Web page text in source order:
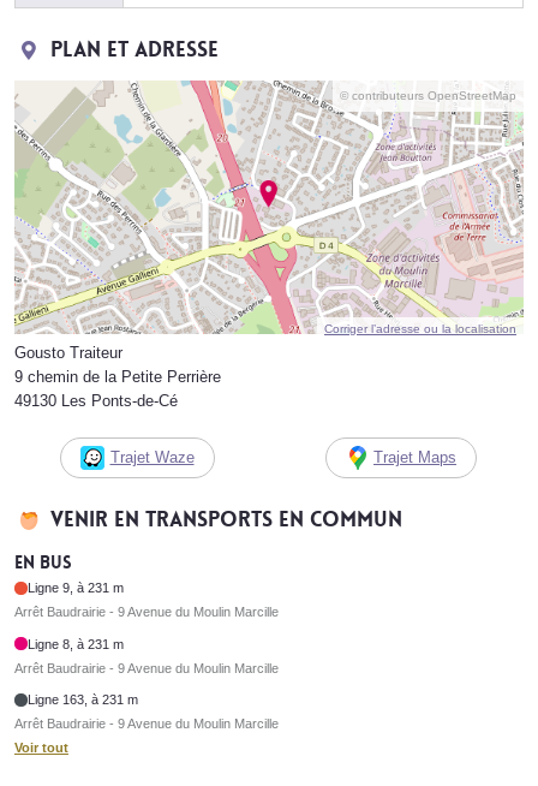
Plan et adresse
© contributeurs OpenStreetMap
Corriger l’adresse ou la localisation
Gousto Traiteur
9 chemin de la Petite Perrière
49130 Les Ponts-de-Cé
Trajet Waze Trajet Maps
Venir en transports en commun
En bus
Ligne 9, à 231 m
Arrêt Baudrairie - 9 Avenue du Moulin Marcille
Ligne 8, à 231 m
Arrêt Baudrairie - 9 Avenue du Moulin Marcille
Ligne 163, à 231 m
Arrêt Baudrairie - 9 Avenue du Moulin Marcille
Voir tout